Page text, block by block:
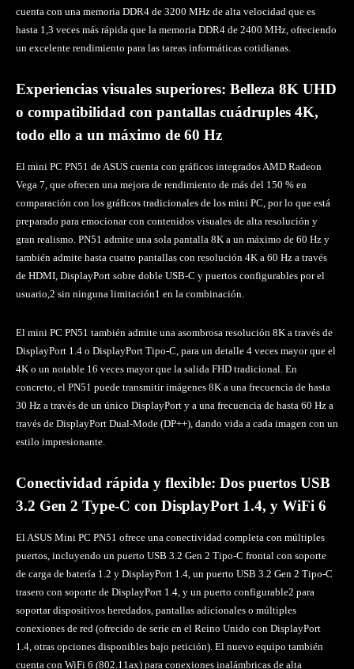
cuenta con una memoria DDR4 de 3200 MHz de alta velocidad que es
hasta 1,3 veces más rápida que la memoria DDR4 de 2400 MHz, ofreciendo
un excelente rendimiento para las tareas informáticas cotidianas.
Experiencias visuales superiores: Belleza 8K UHD
o compatibilidad con pantallas cuádruples 4K,
todo ello a un máximo de 60 Hz
El mini PC PN51 de ASUS cuenta con gráficos integrados AMD Radeon
Vega 7, que ofrecen una mejora de rendimiento de más del 150 % en
comparación con los gráficos tradicionales de los mini PC, por lo que está
preparado para emocionar con contenidos visuales de alta resolución y
gran realismo. PN51 admite una sola pantalla 8K a un máximo de 60 Hz y
también admite hasta cuatro pantallas con resolución 4K a 60 Hz a través
de HDMI, DisplayPort sobre doble USB-C y puertos configurables por el
usuario,2 sin ninguna limitación1 en la combinación.
El mini PC PN51 también admite una asombrosa resolución 8K a través de
DisplayPort 1.4 o DisplayPort Tipo-C, para un detalle 4 veces mayor que el
4K o un notable 16 veces mayor que la salida FHD tradicional. En
concreto, el PN51 puede transmitir imágenes 8K a una frecuencia de hasta
30 Hz a través de un único DisplayPort y a una frecuencia de hasta 60 Hz a
través de DisplayPort Dual-Mode (DP++), dando vida a cada imagen con un
estilo impresionante.
Conectividad rápida y flexible: Dos puertos USB
3.2 Gen 2 Type-C con DisplayPort 1.4, y WiFi 6
El ASUS Mini PC PN51 ofrece una conectividad completa con múltiples
puertos, incluyendo un puerto USB 3.2 Gen 2 Tipo-C frontal con soporte
de carga de batería 1.2 y DisplayPort 1.4, un puerto USB 3.2 Gen 2 Tipo-C
trasero con soporte de DisplayPort 1.4, y un puerto configurable2 para
soportar dispositivos heredados, pantallas adicionales o múltiples
conexiones de red (ofrecido de serie en el Reino Unido con DisplayPort
1.4, otras opciones disponibles bajo petición). El nuevo equipo también
cuenta con WiFi 6 (802.11ax) para conexiones inalámbricas de alta